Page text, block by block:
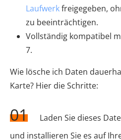
Laufwerkfreigegeben,
zu beeinträchtigen.
Vollständig kompatibel
7.
Wie lösche ich Daten
Karte? Hier die Schritte:
01
Laden Sie dieses
und installieren Sie es auf